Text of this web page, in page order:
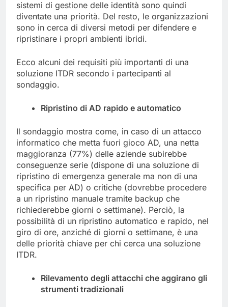
sistemi di gestione delle identità sono quindi
diventate una priorità. Del resto, le organizzazioni
sono in cerca di diversi metodi per difendere e
ripristinare i propri ambienti ibridi.
Ecco alcuni dei requisiti più importanti di una
soluzione ITDR secondo i partecipanti al
sondaggio.
Ripristino di AD rapido e automatico
Il sondaggio mostra come, in caso di un attacco
informatico che metta fuori gioco AD, una netta
maggioranza (77%) delle aziende subirebbe
conseguenze serie (dispone di una soluzione di
ripristino di emergenza generale ma non di una
specifica per AD) o critiche (dovrebbe procedere
a un ripristino manuale tramite backup che
richiederebbe giorni o settimane). Perciò, la
possibilità di un ripristino automatico e rapido, nel
giro di ore, anziché di giorni o settimane, è una
delle priorità chiave per chi cerca una soluzione
ITDR.
Rilevamento degli attacchi che aggirano gli
strumenti tradizionali